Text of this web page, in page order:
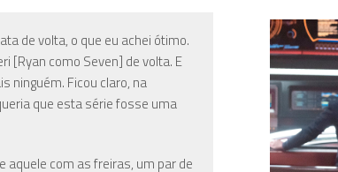
de volta, o que eu achei ótimo.
[Ryan como Seven] de volta. E
ninguém. Ficou claro, na
que esta série fosse uma
aquele com as freiras, um par de